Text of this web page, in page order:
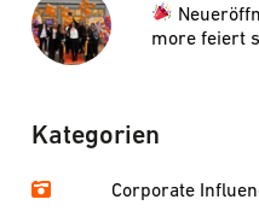
more feiert
Kategorien
Corporate